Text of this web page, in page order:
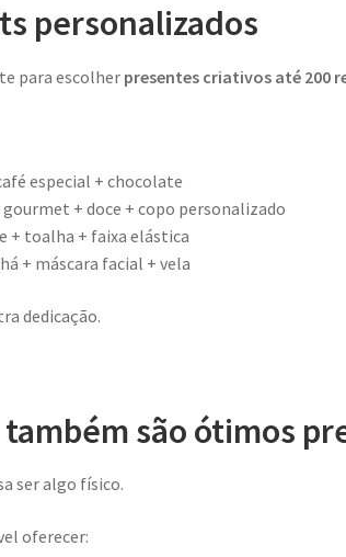
personalizados
para escolherpresentes criativos até 200
especial + chocolate
+ doce + copo personalizado
+ toalha + faixa elástica
+ máscara facial + vela
dedicação.
são ótimos
ser algo físico.
oferecer: